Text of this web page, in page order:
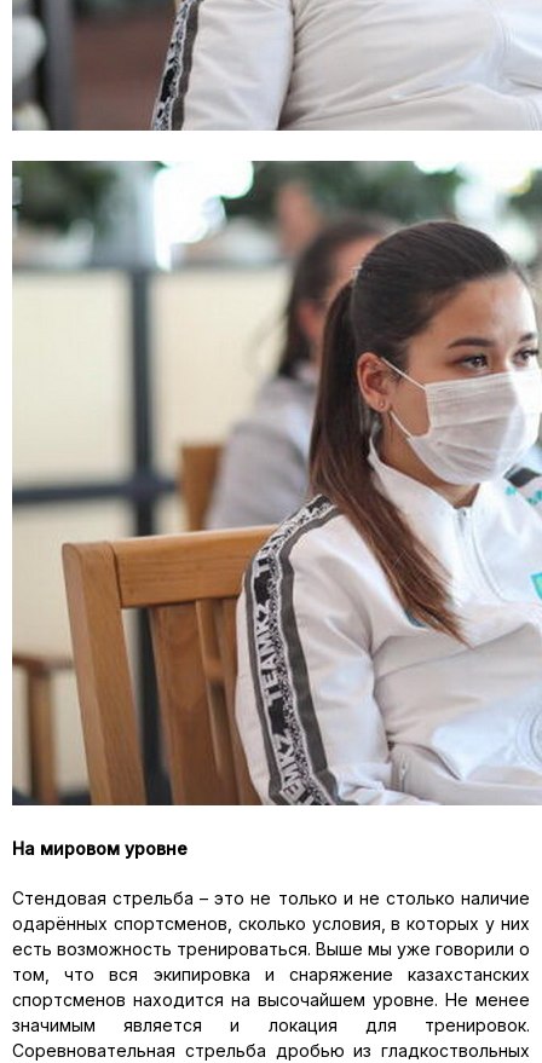
На мировом уровне
Стендовая стрельба – это не только и не столько наличие
одарённых спортсменов, сколько условия, в которых у них
есть возможность тренироваться. Выше мы уже говорили о
том, что вся экипировка и снаряжение казахстанских
спортсменов находится на высочайшем уровне. Не менее
значимым является и локация для тренировок.
Соревновательная стрельба дробью из гладкоствольных